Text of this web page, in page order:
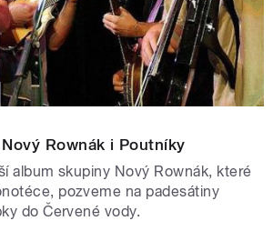
Rownák i Poutníky
album skupiny Nový Rownák, které
pozveme na padesátiny
do Červené vody.